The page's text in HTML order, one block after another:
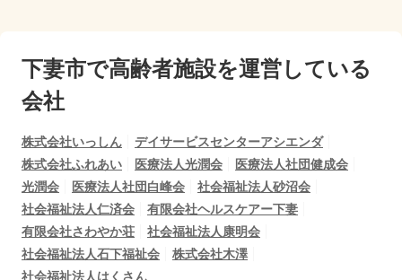
下妻市で高齢者施設を運営している
会社
株式会社いっしん
デイサービスセンターアシエンダ
株式会社ふれあい
医療法人光潤会
医療法人社団健成会
光潤会
医療法人社団白峰会
社会福祉法人砂沼会
社会福祉法人仁済会
有限会社ヘルスケアー下妻
有限会社さわやか荘
社会福祉法人康明会
社会福祉法人石下福祉会
株式会社木澤
社会福祉法人はくさん